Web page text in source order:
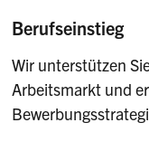
Berufseinstieg
Wir unterstützen
Arbeitsmarkt und